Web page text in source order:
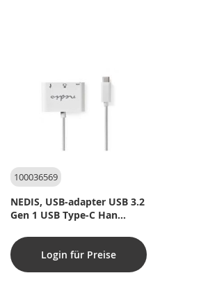
100036569
NEDIS, USB-adapter USB 3.2
Gen 1 USB Type-C Han
Hun / USB-A Hun 5 Gbps
0.20 m Runde
Nikkelplateret PVC Hvid
Login für Preise